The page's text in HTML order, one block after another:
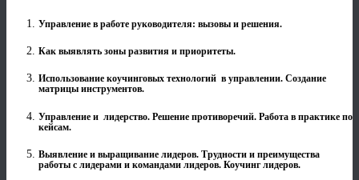
Управление в работе руководителя: вызовы и решения.
Как выявлять зоны развития и приоритеты.
Использование коучинговых технологий в управлении. Создание
матрицы инструментов.
Управление и лидерство. Решение противоречий. Работа в практике по
кейсам.
Выявление и выращивание лидеров. Трудности и преимущества
работы с лидерами и командами лидеров. Коучинг лидеров.